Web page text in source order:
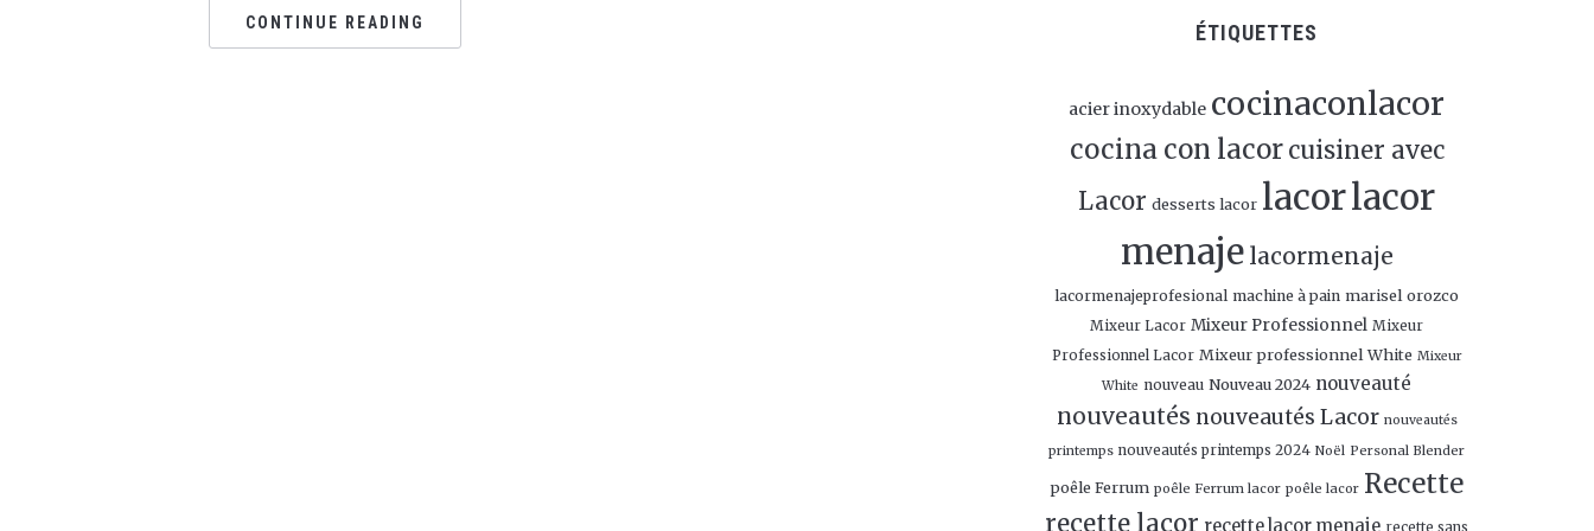
CONTINUE READING ÉTIQUETTES
acier inoxydable cocinaconlacor
cocina con lacor cuisiner avec
Lacor desserts lacor lacorlacor
menaje lacormenaje
lacormenajeprofesional machine à pain marisel orozco
Mixeur Lacor Mixeur Professionnel Mixeur
Professionnel Lacor Mixeur professionnel White Mixeur
White nouveau Nouveau 2024 nouveauté
nouveautés nouveautés Lacor nouveautés
printemps nouveautés printemps 2024 Noël Personal Blender
poêle Ferrum poêle Ferrum lacor poêle lacor Recette
recette lacor recette lacor menaje recette sans